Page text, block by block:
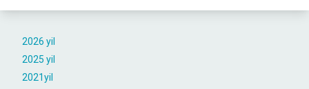
2026 yil
2025 yil
2021yil